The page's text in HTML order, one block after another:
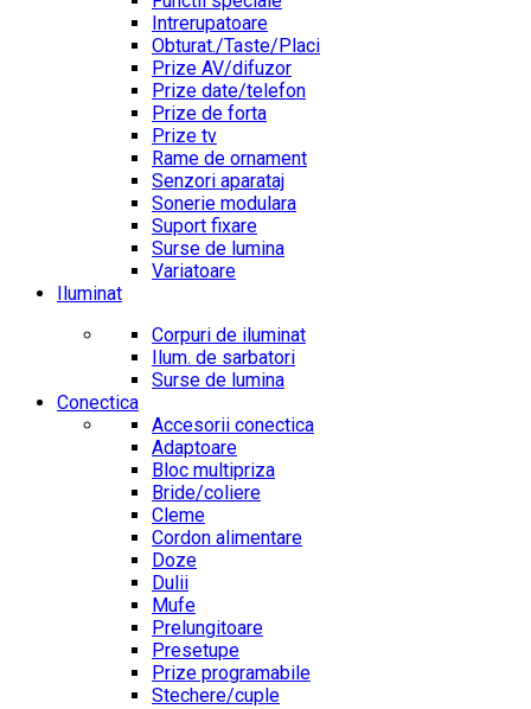
Intrerupatoare
Obturat./Taste/Placi
Prize AV/difuzor
Prize date/telefon
Prize de forta
Prize tv
Rame de ornament
Senzori aparataj
Sonerie modulara
Suport fixare
Surse de lumina
Variatoare
Iluminat
Corpuri de iluminat
Ilum. de sarbatori
Surse de lumina
Conectica
Accesorii conectica
Adaptoare
Bloc multipriza
Bride/coliere
Cleme
Cordon alimentare
Doze
Dulii
Mufe
Prelungitoare
Presetupe
Prize programabile
Stechere/cuple